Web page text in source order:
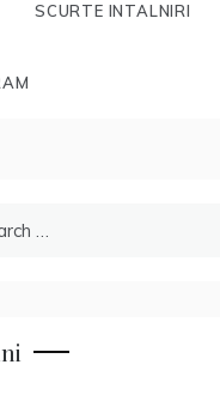
SCURTE INTALNIRI